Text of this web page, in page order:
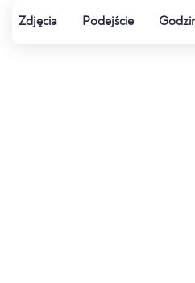
Zdjęcia Podejście